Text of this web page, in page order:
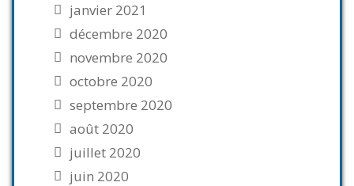
janvier 2021
décembre 2020
novembre 2020
octobre 2020
septembre 2020
août 2020
juillet 2020
juin 2020